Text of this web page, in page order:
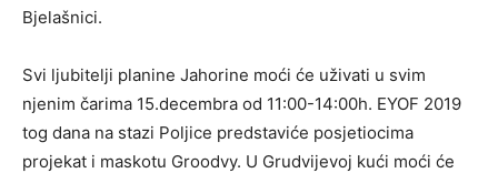
Bjelašnici.
Svi ljubitelji planine Jahorine moći će uživati u svim
njenim čarima 15.decembra od 11:00-14:00h. EYOF 2019
tog dana na stazi Poljice predstaviće posjetiocima
projekat i maskotu Groodvy. U Grudvijevoj kući moći će